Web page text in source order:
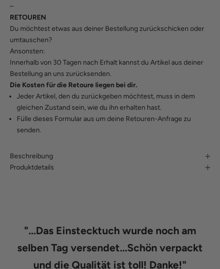
–
RETOUREN
Du möchtest etwas aus deiner Bestellung zurückschicken oder
umtauschen?
Ansonsten:
Innerhalb von 30 Tagen nach Erhalt kannst du Artikel aus deiner
Bestellung an uns zurücksenden.
Die Kosten für die Retoure liegen bei dir.
Jeder Artikel, den du zurückgeben möchtest, muss in dem
gleichen Zustand sein, wie du ihn erhalten hast.
Fülle dieses Formularaus um deine Retouren-Anfrage zu
senden.
Beschreibung
Produktdetails
"...Das Einstecktuch wurde noch am
selben Tag versendet...Schön verpackt
und die Qualität ist toll! Danke!"